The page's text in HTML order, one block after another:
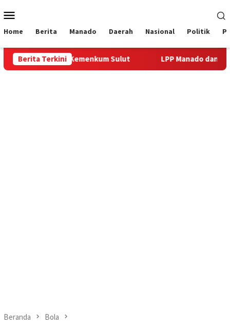
ke
Mobile
Home Berita Manado Daerah Nasional Politik
Berita Terkini
Kanwil Kemenkum Sulut LPP Manado dan LPKA
Beranda Bola